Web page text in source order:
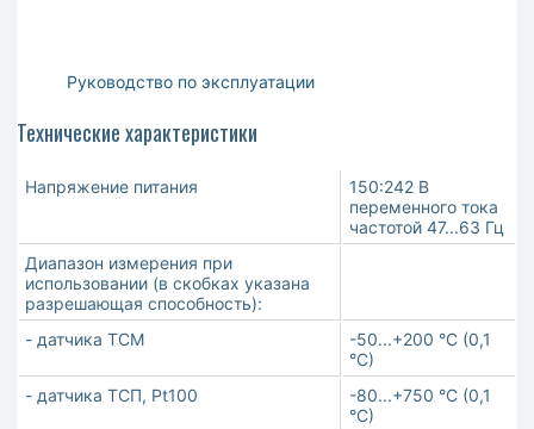
Руководство по эксплуатации
Технические характеристики
Напряжение питания
150:242 В
переменного тока
частотой 47...63 Гц
Диапазон измерения при
использовании (в скобках указана
разрешающая способность):
- датчика ТСМ
-50...+200 °С (0,1
°С)
- датчика ТСП, Pt100
-80...+750 °С (0,1
°С)